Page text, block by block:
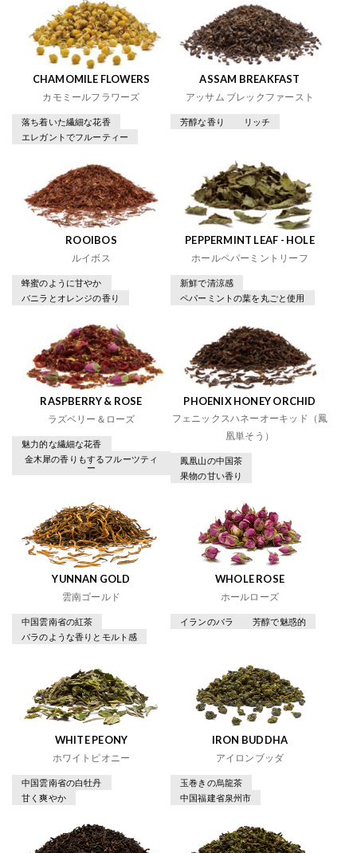
CHAMOMILE FLOWERS
カモミールフラワーズ
落ち着いた繊細な花香
エレガントでフルーティー
ASSAM BREAKFAST
アッサム ブレックファースト
芳醇な香り リッチ
ROOIBOS
ルイボス
蜂蜜のように甘やか
バニラとオレンジの香り
PEPPERMINT LEAF - HOLE
ホールペパーミントリーフ
新鮮で清涼感
ペパーミントの葉を丸ごと使用
RASPBERRY & ROSE
ラズベリー＆ローズ
魅力的な繊細な花香
金木犀の香りもするフルーツティ
ー
PHOENIX HONEY ORCHID
フェニックスハネーオーキッド（鳳
凰単そう）
鳳凰山の中国茶
果物の甘い香り
YUNNAN GOLD
雲南ゴールド
中国雲南省の紅茶
バラのような香りとモルト感
WHOLE ROSE
ホールローズ
イランのバラ 芳醇で魅惑的
WHITE PEONY
ホワイトピオニー
中国雲南省の白牡丹
甘く爽やか
IRON BUDDHA
アイロンブッダ
玉巻きの烏龍茶
中国福建省泉州市